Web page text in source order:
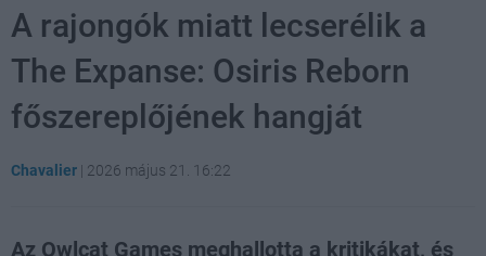
A rajongók miatt lecserélik a
The Expanse: Osiris Reborn
főszereplőjének hangját
Chavalier | 2026 május 21. 16:22
Az Owlcat Games meghallotta a kritikákat, és